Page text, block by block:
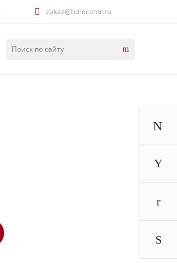
zakaz@bdmcentr.ru